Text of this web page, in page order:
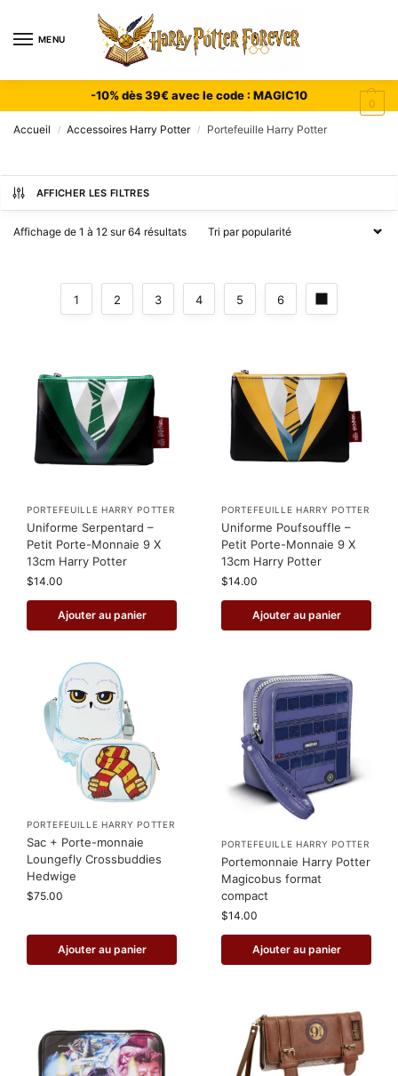
MENU
0
-10% dès 39€ avec le code : MAGIC10
Accueil / Accessoires Harry Potter / Portefeuille Harry Potter
AFFICHER LES FILTRES
Affichage de 1 à 12 sur 64 résultats
1 2 3 4 5 6
PORTEFEUILLE HARRY POTTER
Uniforme Serpentard –
Petit Porte-Monnaie 9 X
13cm Harry Potter
$14.00
Ajouter au panier
PORTEFEUILLE HARRY POTTER
Uniforme Poufsouffle –
Petit Porte-Monnaie 9 X
13cm Harry Potter
$14.00
Ajouter au panier
PORTEFEUILLE HARRY POTTER
Sac + Porte-monnaie
Loungefly Crossbuddies
Hedwige
$75.00
Ajouter au panier
PORTEFEUILLE HARRY POTTER
Portemonnaie Harry Potter
Magicobus format
compact
$14.00
Ajouter au panier